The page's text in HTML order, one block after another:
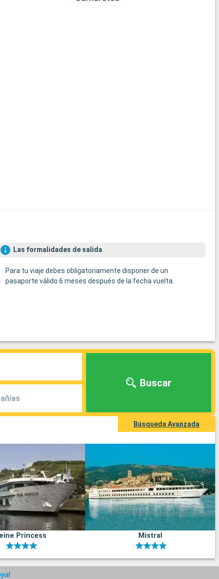
Las formalidades de salida
Para tu viaje debes obligatoriamente disponer de un
pasaporte válido 6 meses después de la fecha vuelta.
Buscar
Búsqueda Avanzada
Princess Mistral